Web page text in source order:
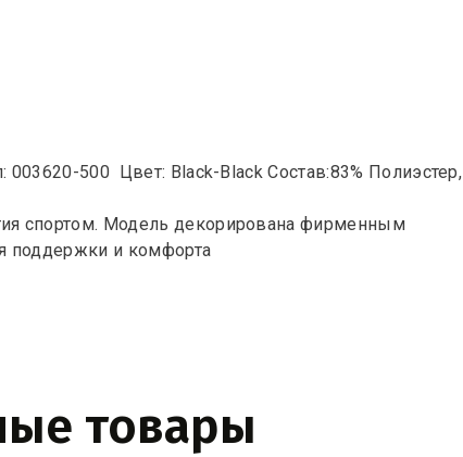
003620-500 Цвет: Black-Black Состав:83% Полиэстер,
спортом. Модель декорирована фирменным
поддержки и комфорта
товары